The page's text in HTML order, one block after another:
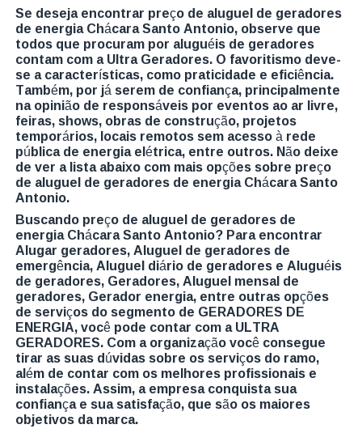
Se deseja encontrar preço de aluguel de geradores
de energia Chácara Santo Antonio, observe que
todos que procuram por aluguéis de geradores
contam com a Ultra Geradores. O favoritismo deve-
se a características, como praticidade e eficiência.
Também, por já serem de confiança, principalmente
na opinião de responsáveis por eventos ao ar livre,
feiras, shows, obras de construção, projetos
temporários, locais remotos sem acesso à rede
pública de energia elétrica, entre outros. Não deixe
de ver a lista abaixo com mais opções sobre preço
de aluguel de geradores de energia Chácara Santo
Antonio.
Buscando preço de aluguel de geradores de
energia Chácara Santo Antonio? Para encontrar
Alugar geradores, Aluguel de geradores de
emergência, Aluguel diário de geradores e Aluguéis
de geradores, Geradores, Aluguel mensal de
geradores, Gerador energia, entre outras opções
de serviços do segmento de GERADORES DE
ENERGIA, você pode contar com a ULTRA
GERADORES. Com a organização você consegue
tirar as suas dúvidas sobre os serviços do ramo,
além de contar com os melhores profissionais e
instalações. Assim, a empresa conquista sua
confiança e sua satisfação, que são os maiores
objetivos da marca.